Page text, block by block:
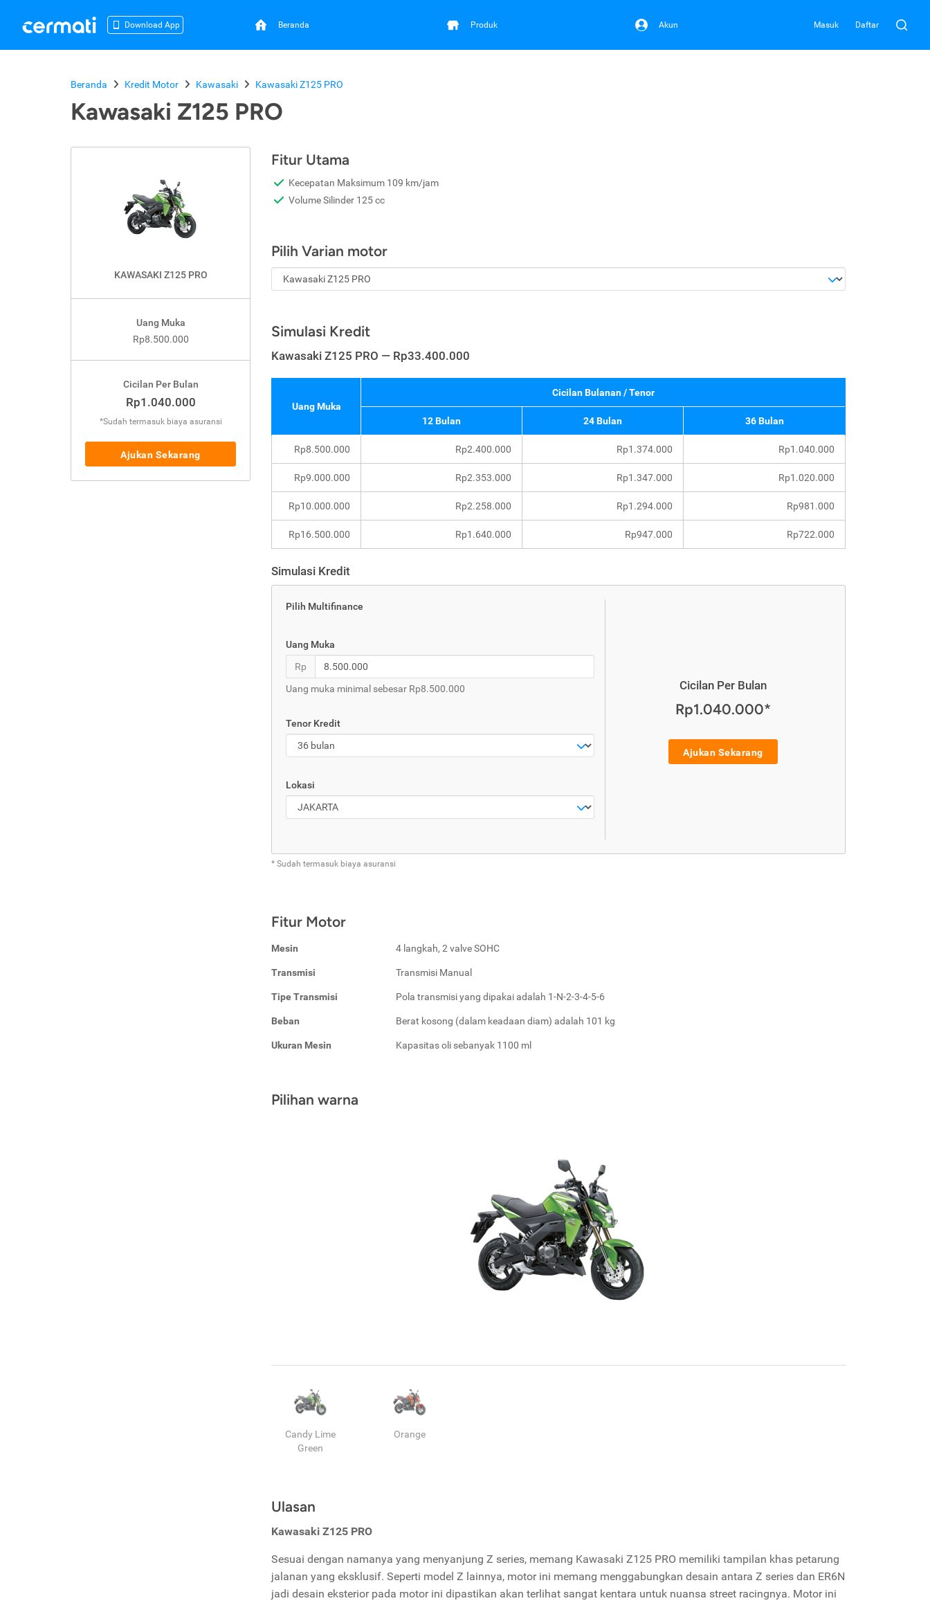
Download App Beranda Produk Akun Masuk Daftar
Beranda Kredit Motor Kawasaki Kawasaki Z125 PRO
Kawasaki Z125 PRO
KAWASAKI Z125 PRO
Uang Muka
Rp8.500.000
Cicilan Per Bulan
Rp1.040.000
*Sudah termasuk biaya asuransi
Ajukan Sekarang
Fitur Utama
Kecepatan Maksimum 109 km/jam
Volume Silinder 125 cc
Pilih Varian motor
Simulasi Kredit
Kawasaki Z125 PRO — Rp33.400.000
Uang Muka
Rp8.500.000
Rp9.000.000
Rp10.000.000
Rp16.500.000
Cicilan Bulanan / Tenor
12 Bulan 24 Bulan 36 Bulan
Rp2.400.000 Rp1.374.000 Rp1.040.000
Rp2.353.000 Rp1.347.000 Rp1.020.000
Rp2.258.000 Rp1.294.000 Rp981.000
Rp1.640.000 Rp947.000 Rp722.000
Simulasi Kredit
Pilih Multifinance
Uang Muka
Rp
Uang muka minimal sebesar Rp8.500.000
Tenor Kredit
Lokasi
Cicilan Per Bulan
Rp1.040.000*
Ajukan Sekarang
* Sudah termasuk biaya asuransi
Fitur Motor
Mesin 4 langkah, 2 valve SOHC
Transmisi Transmisi Manual
Tipe Transmisi Pola transmisi yang dipakai adalah 1-N-2-3-4-5-6
Beban Berat kosong (dalam keadaan diam) adalah 101 kg
Ukuran Mesin Kapasitas oli sebanyak 1100 ml
Pilihan warna
Candy Lime
Green
Orange
Ulasan
Kawasaki Z125 PRO
Sesuai dengan namanya yang menyanjung Z series, memang Kawasaki Z125 PRO memiliki tampilan khas petarung
jalanan yang eksklusif. Seperti model Z lainnya, motor ini memang menggabungkan desain antara Z series dan ER6N
jadi desain eksterior pada motor ini dipastikan akan terlihat sangat kentara untuk nuansa street racingnya. Motor ini